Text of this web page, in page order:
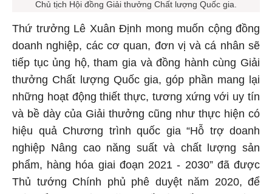
Chủ tịch Hội đồng Giải thưởng Chất lượng Quốc gia.
Thứ trưởng Lê Xuân Định mong muốn cộng đồng
doanh nghiệp, các cơ quan, đơn vị và cá nhân sẽ
tiếp tục ủng hộ, tham gia và đồng hành cùng Giải
thưởng Chất lượng Quốc gia, góp phần mang lại
những hoạt động thiết thực, tương xứng với uy tín
và bề dày của Giải thưởng cũng như thực hiện có
hiệu quả Chương trình quốc gia “Hỗ trợ doanh
nghiệp Nâng cao năng suất và chất lượng sản
phẩm, hàng hóa giai đoạn 2021 - 2030” đã được
Thủ tướng Chính phủ phê duyệt năm 2020, để